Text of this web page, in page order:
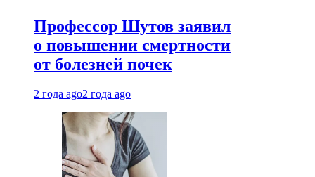
Профессор Шутов заявил
о повышении смертности
от болезней почек
2 года ago2 года ago